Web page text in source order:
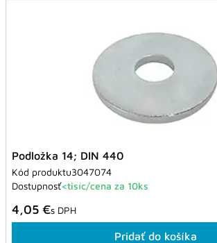
Podložka 14; DIN 440
Kód produktu3047074
Dostupnosť<tisíc/cena za 10ks
4,05 €s DPH
Pridať do košíka